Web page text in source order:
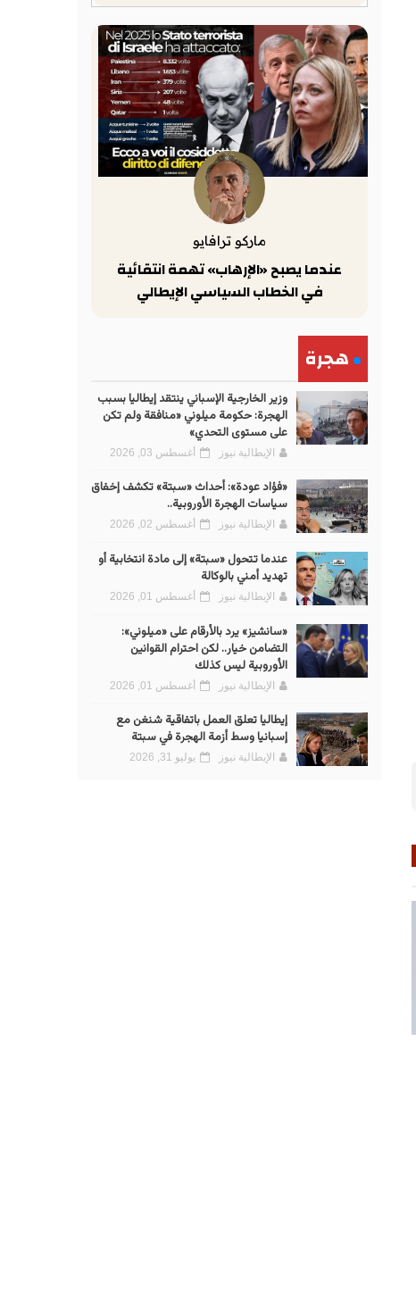
ماركو ترافايو
عندما يصبح «الإرهاب» تهمة انتقائية
في الخطاب السياسي الإيطالي
هجرة
وزير الخارجية الإسباني ينتقد إيطاليا بسبب
الهجرة: حكومة ميلوني «منافقة ولم تكن
على مستوى التحدي»
الإيطالية نيوز أغسطس 03, 2026
«فؤاد عودة»: أحداث «سبتة» تكشف إخفاق
سياسات الهجرة الأوروبية..
الإيطالية نيوز أغسطس 02, 2026
عندما تتحول «سبتة» إلى مادة انتخابية أو
تهديد أمني بالوكالة
الإيطالية نيوز أغسطس 01, 2026
«سانشيز» يرد بالأرقام على «ميلوني»:
التضامن خيار.. لكن احترام القوانين
الأوروبية ليس كذلك
الإيطالية نيوز أغسطس 01, 2026
إيطاليا تعلق العمل باتفاقية شنغن مع
إسبانيا وسط أزمة الهجرة في سبتة
الإيطالية نيوز يوليو 31, 2026